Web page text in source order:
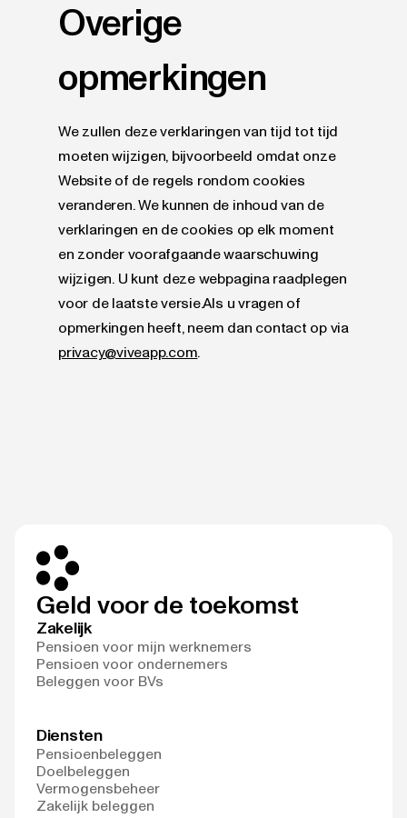
Overige
opmerkingen
We zullen deze verklaringen van tijd tot tijd
moeten wijzigen, bijvoorbeeld omdat onze
Website of de regels rondom cookies
veranderen. We kunnen de inhoud van de
verklaringen en de cookies op elk moment
en zonder voorafgaande waarschuwing
wijzigen. U kunt deze webpagina raadplegen
voor de laatste versie.Als u vragen of
opmerkingen heeft, neem dan contact op via
privacy@viveapp.com.
Geld voor de toekomst
Zakelijk
Pensioen voor mijn werknemers
Pensioen voor ondernemers
Beleggen voor BVs
Diensten
Pensioenbeleggen
Doelbeleggen
Vermogensbeheer
Zakelijk beleggen